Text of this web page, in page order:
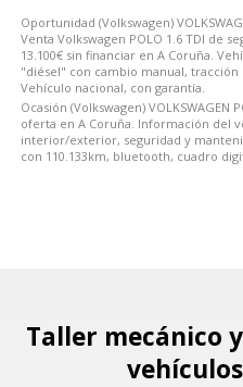
Oportunidad (Volkswagen)
Venta Volkswagen POLO 1.6 TDI de
13.100€ sin financiar en A Coruña.
"diésel" con cambio manual, tracción
Vehículo nacional, con garantía.
Ocasión (Volkswagen) VOLKSWAGEN
oferta en A Coruña. Información del
interior/exterior, seguridad y
con 110.133km, bluetooth, cuadro
Taller mecánico